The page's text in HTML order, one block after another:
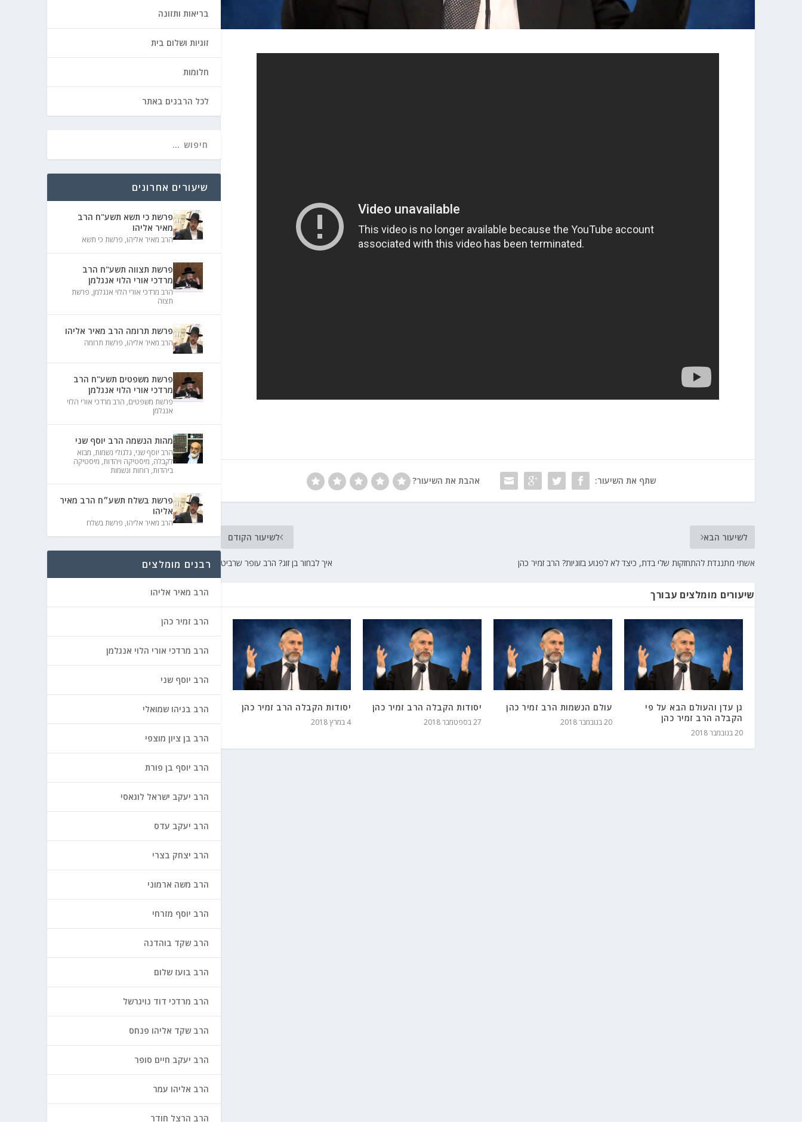
שתף את השיעור: אהבת את השיעור?
לשיעור הקודם
איך לבחור בן זוג? הרב עופר שרביט
לשיעור הבא
אשתי מתנגדת להתחזקות שלי בדת, כיצד לא לפגוע בזוגיות? הרב זמיר כהן
שיעורים מומלצים עבורך
גן עדן והעולם הבא על פי
הקבלה הרב זמיר כהן
20 בנובמבר 2018
עולם הנשמות הרב זמיר כהן
20 בנובמבר 2018
יסודות הקבלה הרב זמיר כהן
27 בספטמבר 2018
יסודות הקבלה הרב זמיר כהן
4 במרץ 2018
בריאות ותזונה
זוגיות ושלום בית
חלומות
לכל הרבנים באתר
שיעורים אחרונים
פרשת כי תשא תשע"ח הרב
מאיר אליהו
הרב מאיר אליהו, פרשת כי תשא
פרשת תצווה תשע"ח הרב
מרדכי אורי הלוי אנגלמן
הרב מרדכי אורי הלוי אנגלמן, פרשת
תצוה
פרשת תרומה הרב מאיר אליהו
הרב מאיר אליהו, פרשת תרומה
פרשת משפטים תשע"ח הרב
מרדכי אורי הלוי אנגלמן
פרשת משפטים, הרב מרדכי אורי הלוי
אנגלמן
מהות הנשמה הרב יוסף שני
הרב יוסף שני, גלגולי נשמות, מבוא
לקבלה, מיסטיקה ויהדות, מיסטיקה
ביהדות, רוחות ונשמות
פרשת בשלח תשע״ח הרב מאיר
אליהו
הרב מאיר אליהו, פרשת בשלח
רבנים מומלצים
הרב מאיר אליהו
הרב זמיר כהן
הרב מרדכי אורי הלוי אנגלמן
הרב יוסף שני
הרב בניהו שמואלי
הרב בן ציון מוצפי
הרב יוסף בן פורת
הרב יעקב ישראל לוגאסי
הרב יעקב עדס
הרב יצחק בצרי
הרב משה ארמוני
הרב יוסף מזרחי
הרב שקד בוהדנה
הרב בועז שלום
הרב מרדכי דוד נויגרשל
הרב שקד אליהו פנחס
הרב יעקב חיים סופר
הרב אליהו עמר
הרב הרצל חודר